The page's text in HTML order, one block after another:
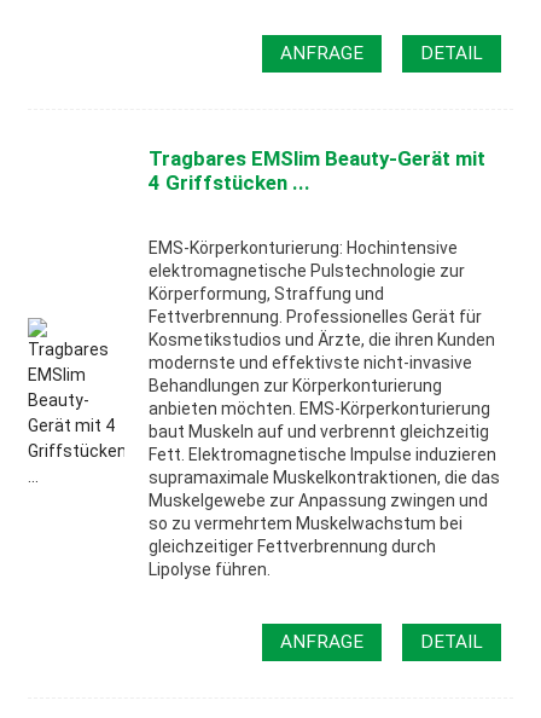
ANFRAGE DETAIL
Tragbares EMSlim Beauty-Gerät mit
4 Griffstücken ...
EMS-Körperkonturierung: Hochintensive
elektromagnetische Pulstechnologie zur
Körperformung, Straffung und
Fettverbrennung. Professionelles Gerät für
Kosmetikstudios und Ärzte, die ihren Kunden
modernste und effektivste nicht-invasive
Behandlungen zur Körperkonturierung
anbieten möchten. EMS-Körperkonturierung
baut Muskeln auf und verbrennt gleichzeitig
Fett. Elektromagnetische Impulse induzieren
supramaximale Muskelkontraktionen, die das
Muskelgewebe zur Anpassung zwingen und
so zu vermehrtem Muskelwachstum bei
gleichzeitiger Fettverbrennung durch
Lipolyse führen.
ANFRAGE DETAIL